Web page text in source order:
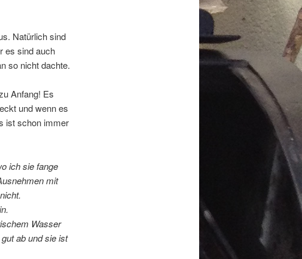
Natürlich sind
es sind auch
so nicht dachte.
Anfang! Es
und wenn es
ist schon immer
ich sie fange
mit
Wasser
ab und sie ist